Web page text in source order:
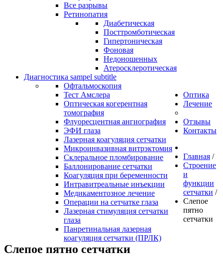
Все разрывы
Ретинопатия
Диабетическая
Посттромботическая
Гипертоническая
Фоновая
Недоношенных
Атеросклеротическая
Диагностика sampel subtitle
Офтальмоскопия
Тест Амслера
Оптическая когерентная
томография
Флуоресцентная ангиография
ЭФИ глаза
Оптика
Лечение
Лазерная коагуляция сетчатки
Микроинвазивная витрэктомия
Склеральное пломбирование
Баллонирование сетчатки
Коагуляция при беременности
Интравитреальные инъекции
Медикаментозное лечение
Операции на сетчатке глаза
Лазерная стимуляция сетчатки
глаза
Панретинальная лазерная
коагуляция сетчатки (ПРЛК)
Отзывы
Контакты
Главная /
Строение
и
функции
сетчатки /
Слепое
пятно
сетчатки
Слепое пятно сетчатки